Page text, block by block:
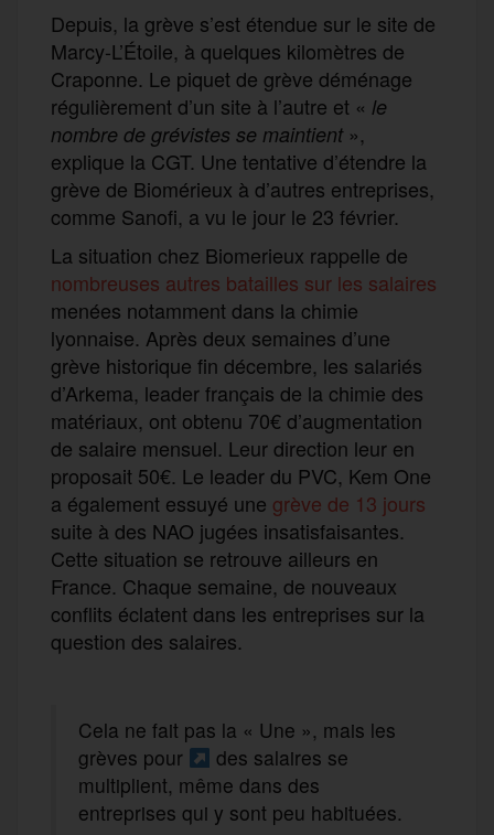
Depuis, la grève s’est étendue sur le site de
Marcy-L’Étoile, à quelques kilomètres de
Craponne. Le piquet de grève déménage
régulièrement d’un site à l’autre et « le
nombre de grévistes se maintient»,
explique la CGT. Une tentative d’étendre la
grève de Biomérieux à d’autres entreprises,
comme Sanofi, a vu le jour le 23 février.
La situation chez Biomerieux rappelle de
nombreuses autres batailles sur les salaires
menées notamment dans la chimie
lyonnaise. Après deux semaines d’une
grève historique fin décembre, les salariés
d’Arkema, leader français de la chimie des
matériaux, ont obtenu 70€ d’augmentation
de salaire mensuel. Leur direction leur en
proposait 50€. Le leader du PVC, Kem One
a également essuyé une grève de 13 jours
suite à des NAO jugées insatisfaisantes.
Cette situation se retrouve ailleurs en
France. Chaque semaine, de nouveaux
conflits éclatent dans les entreprises sur la
question des salaires.
Cela ne fait pas la « Une », mais les
grèves pour
des salaires se
multiplient, même dans des
entreprises qui y sont peu habituées.